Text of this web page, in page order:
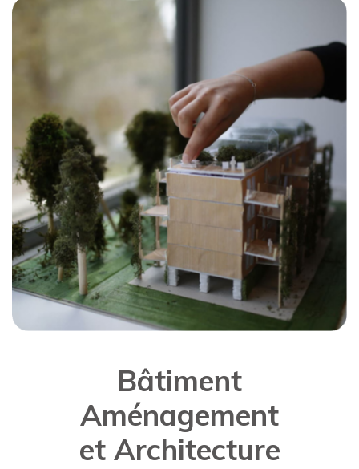
Bâtiment
Aménagement
et Architecture